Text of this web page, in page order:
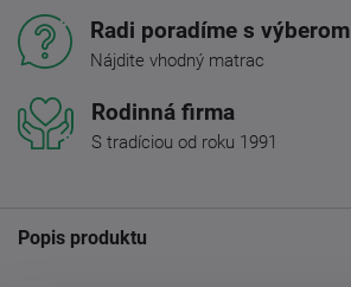
Radi poradíme s výberom
Nájdite vhodný matrac
Rodinná firma
S tradíciou od roku 1991
Popis produktu